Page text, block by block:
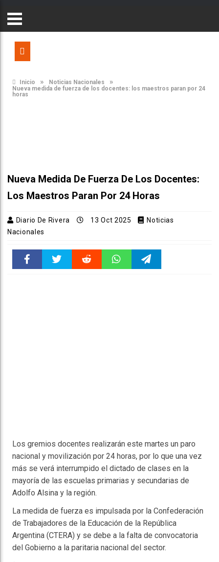
Inicio » Noticias Nacionales »
Nueva medida de fuerza de los docentes: los maestros paran por 24
horas
Nueva Medida De Fuerza De Los Docentes:
Los Maestros Paran Por 24 Horas
Diario De Rivera 13 Oct 2025
Noticias
Nacionales
Los gremios docentes realizarán este martes un paro
nacional y movilización por 24 horas, por lo que una vez
más se verá interrumpido el dictado de clases en la
mayoría de las escuelas primarias y secundarias de
Adolfo Alsina y la región.
La medida de fuerza es impulsada por la Confederación
de Trabajadores de la Educación de la República
Argentina (CTERA) y se debe a la falta de convocatoria
del Gobierno a la paritaria nacional del sector.